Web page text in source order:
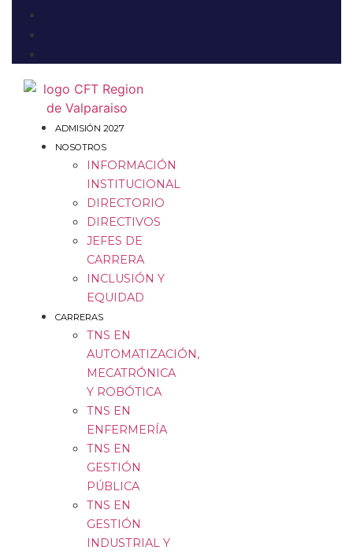
ADMISIÓN 2027
NOSOTROS
INFORMACIÓN
INSTITUCIONAL
DIRECTORIO
DIRECTIVOS
JEFES DE
CARRERA
INCLUSIÓN Y
EQUIDAD
CARRERAS
TNS EN
AUTOMATIZACIÓN,
MECATRÓNICA
Y ROBÓTICA
TNS EN
ENFERMERÍA
TNS EN
GESTIÓN
PÚBLICA
TNS EN
GESTIÓN
INDUSTRIAL Y